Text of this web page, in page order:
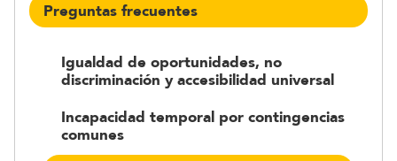
Preguntas frecuentes
Igualdad de oportunidades, no
discriminación y accesibilidad universal
Incapacidad temporal por contingencias
comunes